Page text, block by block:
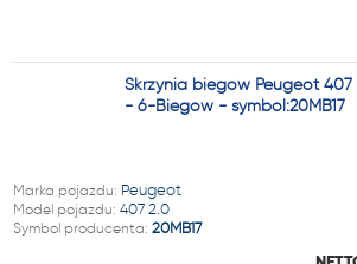
Skrzynia biegów Peugeot 407
- 6-Biegów - symbol:20MB17
Marka pojazdu: Peugeot
Model pojazdu: 407 2.0
Symbol producenta: 20MB17